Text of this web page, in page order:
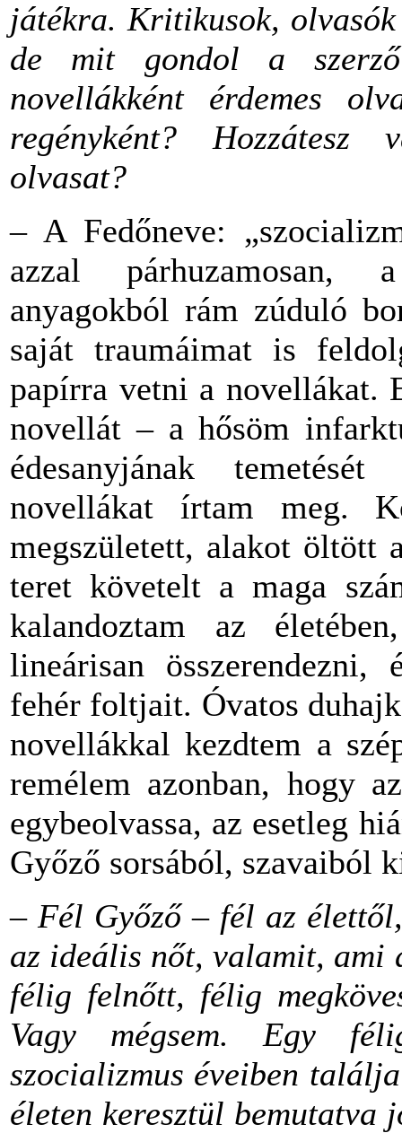
játékra. Kritikusok,
de mit gondol a
novellákként érdemes
regényként? Hozzátesz
olvasat?
– A Fedőneve:
azzal párhuzamosan,
anyagokból rám zúduló
saját traumáimat is
papírra vetni a novellákat.
novellát – a hősöm
édesanyjának
novellákat írtam meg.
megszületett, alakot öltött
teret követelt a maga
kalandoztam az
lineárisan
fehér foltjait. Óvatos
novellákkal kezdtem a
remélem azonban, hogy
egybeolvassa, az esetleg
Győző sorsából, szavaiból
– Fél Győző – fél az
az ideális nőt, valamit, ami
félig felnőtt, félig
Vagy mégsem. Egy
szocializmus éveiben
életen keresztül bemutatva